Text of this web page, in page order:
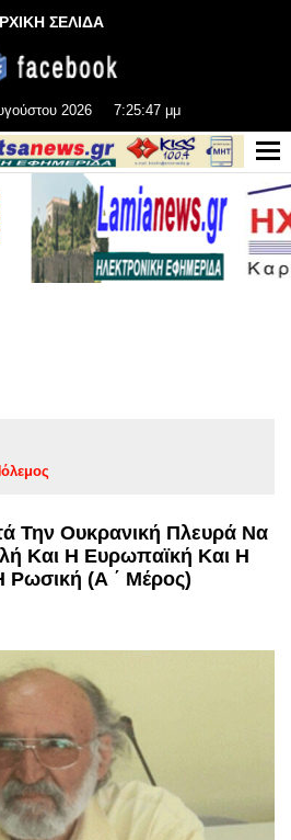
ΣΕΛΙΔΑ
2026 7:25:48 μμ
Την Ουκρανική Πλευρά Να
Και Η Ευρωπαϊκή Και Η
Ρωσική (Α ΄ Μέρος)